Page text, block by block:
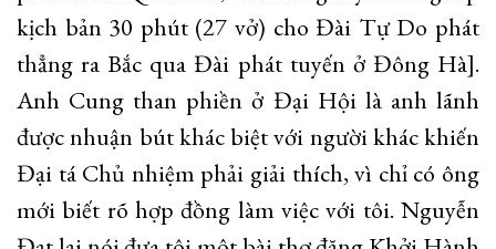
kịch bản 30 phút (27 vở) cho Đài Tự Do phát
thẳng ra Bắc qua Đài phát tuyến ở Đông Hà].
Anh Cung than phiền ở Đại Hội là anh lãnh
được nhuận bút khác biệt với người khác khiến
Đại tá Chủ nhiệm phải giải thích, vì chỉ có ông
mới biết rõ hợp đồng làm việc với tôi. Nguyễn